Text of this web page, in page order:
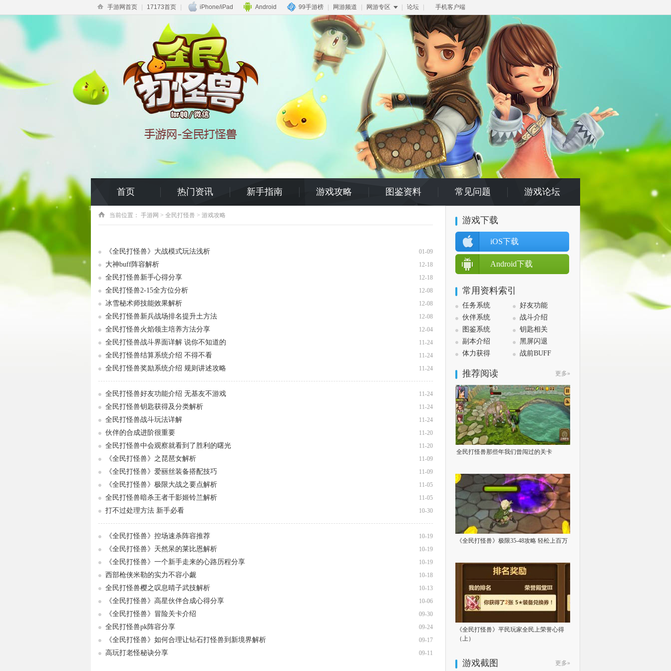
手游网首页 17173首页 iPhone/iPad Android 99手游榜 网游频道 网游专区 论坛 手机客户端
首页 热门资讯 新手指南 游戏攻略 图鉴资料 常见问题 游戏论坛
当前位置： 手游网 > 全民打怪兽 > 游戏攻略
01-09
《全民打怪兽》大战模式玩法浅析
12-18
大神buff阵容解析
12-18
全民打怪兽新手心得分享
12-08
全民打怪兽2-15全方位分析
12-08
冰雪秘术师技能效果解析
12-08
全民打怪兽新兵战场排名提升土方法
12-04
全民打怪兽火焰领主培养方法分享
11-24
全民打怪兽战斗界面详解 说你不知道的
11-24
全民打怪兽结算系统介绍 不得不看
11-24
全民打怪兽奖励系统介绍 规则讲述攻略
11-24
全民打怪兽好友功能介绍 无基友不游戏
11-24
全民打怪兽钥匙获得及分类解析
11-24
全民打怪兽战斗玩法详解
11-20
伙伴的合成进阶很重要
11-20
全民打怪兽中会观察就看到了胜利的曙光
11-09
《全民打怪兽》之琵琶女解析
11-09
《全民打怪兽》爱丽丝装备搭配技巧
11-05
《全民打怪兽》极限大战之要点解析
11-05
全民打怪兽暗杀王者千影姬铃兰解析
10-30
打不过处理方法 新手必看
10-19
《全民打怪兽》控场速杀阵容推荐
10-19
《全民打怪兽》天然呆的莱比恩解析
10-19
《全民打怪兽》一个新手走来的心路历程分享
10-18
西部枪侠米勒的实力不容小觑
10-13
全民打怪兽樱之叹息晴子武技解析
10-06
《全民打怪兽》高星伙伴合成心得分享
09-30
《全民打怪兽》冒险关卡介绍
09-24
全民打怪兽pk阵容分享
09-17
《全民打怪兽》如何合理让钻石打怪兽到新境界解析
09-11
高玩打老怪秘诀分享
游戏下载
iOS下载
Android下载
常用资料索引
任务系统
好友功能
伙伴系统
战斗介绍
图鉴系统
钥匙相关
副本介绍
黑屏闪退
体力获得
战前BUFF
推荐阅读 更多»
全民打怪兽那些年我们曾闯过的关卡
《全民打怪兽》极限35-48攻略 轻松上百万
《全民打怪兽》平民玩家全民上荣誉心得
（上）
游戏截图 更多»